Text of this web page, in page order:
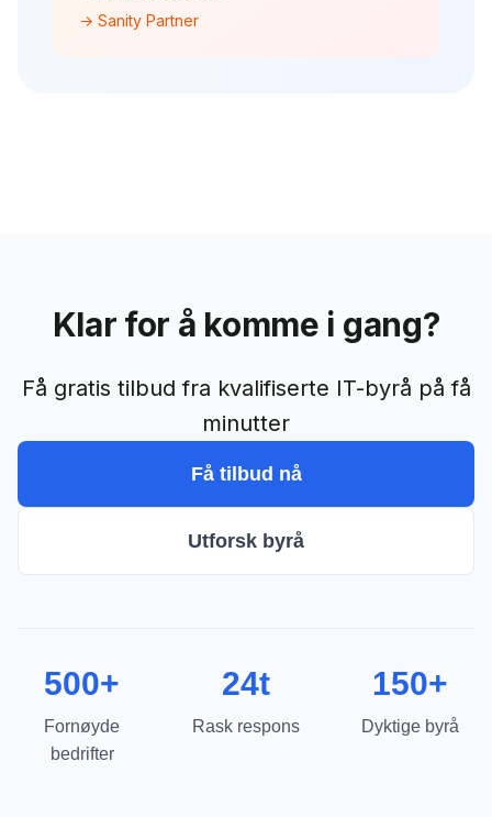
→ Sanity Partner
Klar for å komme i gang?
Få gratis tilbud fra kvalifiserte IT-byrå på få
minutter
Få tilbud nå
Utforsk byrå
500+
Fornøyde
bedrifter
24t
Rask respons
150+
Dyktige byrå